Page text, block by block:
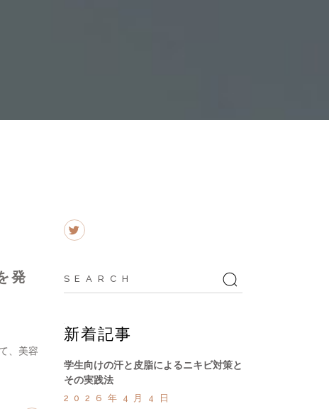
発
、美容
Search
for:
新着記事
学生向けの汗と皮脂によるニキビ対策と
その実践法
2026年4月4日